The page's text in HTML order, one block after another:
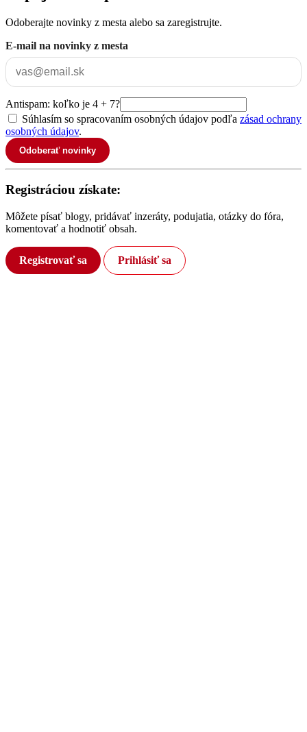
Odoberajte novinky z mesta alebo sa zaregistrujte.
E-mail na novinky z mesta
Antispam: koľko je 4 + 7?
Súhlasím so spracovaním osobných údajov podľa zásad ochrany
osobných údajov.
Odoberať novinky
Registráciou získate:
Môžete písať blogy, pridávať inzeráty, podujatia, otázky do fóra,
komentovať a hodnotiť obsah.
Registrovať sa Prihlásiť sa